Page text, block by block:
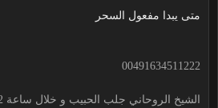
متى يبدا مفعول السحر
00491634511222